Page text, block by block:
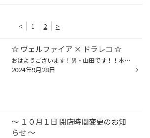
< 1 2 >
☆ ヴェルファイア × ドラレコ ☆
おはようございます！男・山田です！！本日は、TOYOTA ヴェルファイアの！【 ドライブレコーダーお取付け 】からスタートで～す♪♪(^^)/ 今回は…☆☆YUPITERUさんの超人気商品！[ SN-TW86d ] をお選び頂きました!!(๑˃̵ᴗ˂̵)و ◼️SN-TW86d の製品特徴・自動で夜間モードに切替わり鮮明記録・ＳＤカードの...
2024年9月28日
～ １０月１日 閉店時間変更のお知
らせ ～